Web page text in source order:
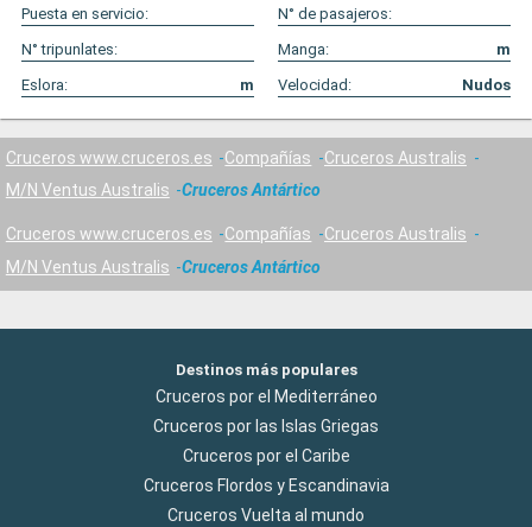
Puesta en servicio:
N° de pasajeros:
N° tripunlates:
Manga:
m
Eslora:
m Velocidad: Nudos
Cruceros www.cruceros.es Compañías
Cruceros Australis
M/N Ventus Australis
Cruceros Antártico
Cruceros www.cruceros.es Compañías
Cruceros Australis
M/N Ventus Australis
Cruceros Antártico
Destinos más populares
Cruceros por el Mediterráneo
Cruceros por las Islas Griegas
Cruceros por el Caribe
Cruceros Flordos y Escandinavia
Cruceros Vuelta al mundo